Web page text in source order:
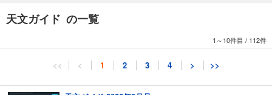
T.G.FactoryⅢ Nik Collectionを使ってみよう⑦ 西條善弘
天文データ 相馬 充
星食ガイド 広瀬敏夫
天文ガイド の一覧
1～10件目 / 112件
<< < 1 2 3 4 > >>